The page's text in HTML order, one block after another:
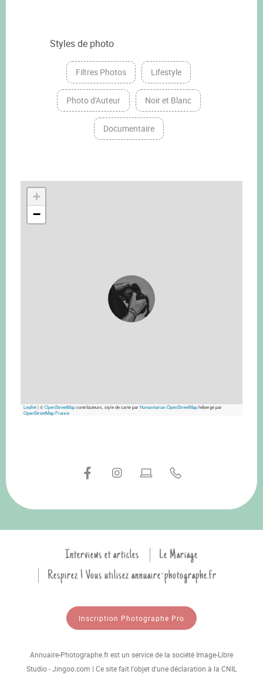
Styles de photo
Filtres Photos Lifestyle
Photo d'Auteur Noir et Blanc
Documentaire
+
−
Leaflet|©OpenStreetMapcontributeurs, style de carte parHumanitarian OpenStreetMaphébergé par
OpenStreetMap France
Interviews et articles
Le Mariage
Respirez ! Vous utilisez annuaire-photographe.fr
Inscription Photographe Pro
Annuaire-Photographe.fr est un service de la société Image-Libre
Studio - Jingoo.com | Ce site fait l'objet d'une déclaration à la CNIL